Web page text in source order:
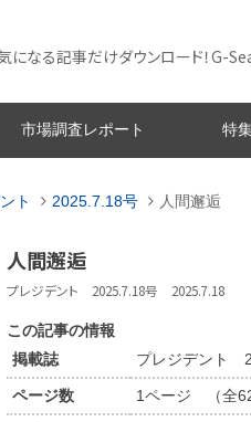
になる記事だけダウンロード！G-
市場調査レポート 特
ト 2025.7.18号 人間邂逅
人間邂逅
プレジデント 2025.7.18号 2025.7.18
この記事の情報
掲載誌
プレジデント
ページ数 1ページ （全